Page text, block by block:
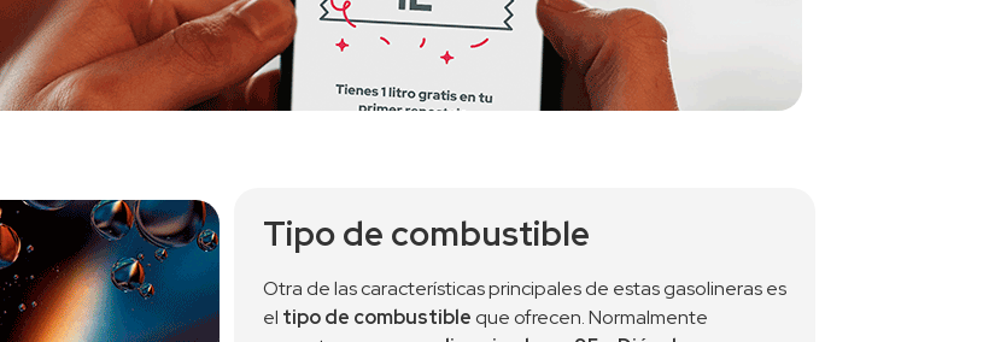
Tipo de combustible
Otra de las características principales de estas gasolineras es
el tipo de combustible que ofrecen. Normalmente